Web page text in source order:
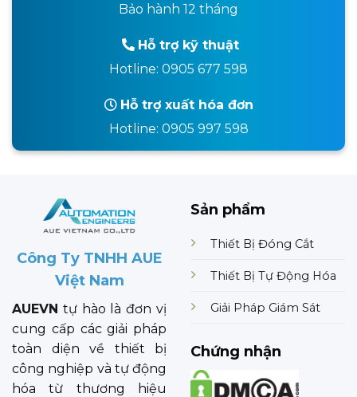
Bảo hành 12 tháng
Hỗ trợ kỹ thuật
Hotline: 0905 677 598
Hỗ trợ xuất hóa đơn
Hotline: 0905 997 598
Công Ty TNHH AUE
Việt Nam
AUEVN tự hào là đơn vị
cung cấp các giải pháp
toàn diện về thiết bị
công nghiệp và tự động
hóa từ thương hiệu
Sản phẩm
Thiết Bị Đóng Cắt
Thiết Bị Tự Động Hóa
Giải Pháp Giám Sát
Chứng nhận